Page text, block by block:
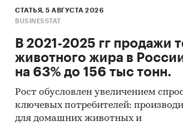
СТАТЬЯ, 5 АВГУСТА 2026
BUSINESSTAT
В 2021-2025 гг продажи
животного жира в
на 63% до 156 тыс тонн.
Рост обусловлен увеличением
ключевых потребителей:
для домашних животных и